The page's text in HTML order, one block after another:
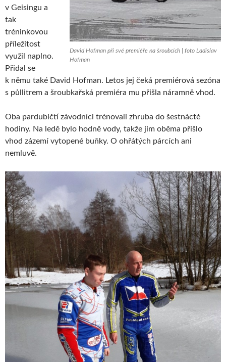
David Hofman při své premiéře na šroubcích | foto Ladislav
Hofman
v Geisingu a
tak
tréninkovou
příležitost
využil naplno.
Přidal se
k němu také David Hofman. Letos jej čeká premiérová sezóna
s půllitrem a šroubkařská premiéra mu přišla náramně vhod.
Oba pardubičtí závodníci trénovali zhruba do šestnácté
hodiny. Na ledě bylo hodně vody, takže jim oběma přišlo
vhod zázemí vytopené buňky. O ohřátých párcích ani
nemluvě.